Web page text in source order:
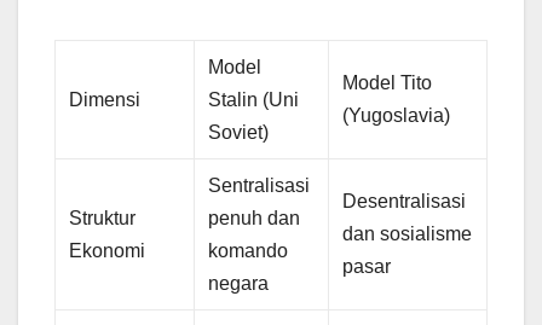
Dimensi
Model
Stalin (Uni
Soviet)
Model Tito
(Yugoslavia)
Struktur
Ekonomi
Sentralisasi
penuh dan
komando
negara
Desentralisasi
dan sosialisme
pasar